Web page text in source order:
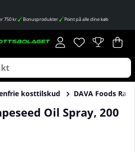
750 kr Bonusprodukter Point på alle dine køb
Ønskeliste
Antal på
. .
kosttilskud DAVA Foods
Oil Spray, 200